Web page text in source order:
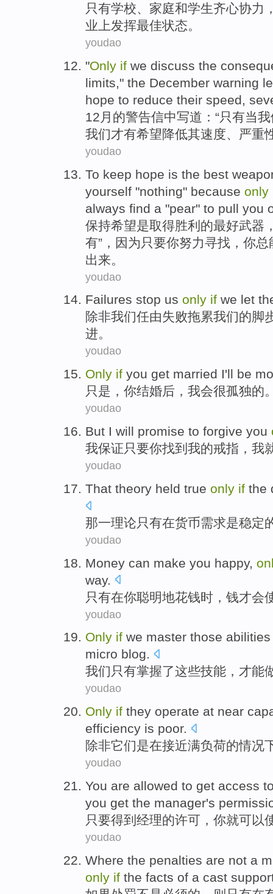
只有学校、家庭和学生齐心协力
业上发挥最佳状态。
youdao
"Only if we discuss the
limits," the December warning
hope to reduce their speed,
12月的警告信中写道：“只有当
我们才有希望降低其速度、严重
youdao
To keep hope is the best
yourself "nothing" because only
always find a "pear" to pull you
保持希望是取得胜利的最好武器
有”，因为只要你努力寻找，你
出来。
youdao
Failures stop us only if we let
除非我们任由失败拖累我们的脚
进。
youdao
Only if you get married I'll be
只是 ， 你结婚后， 我会很孤独的
youdao
But I will promise to forgive you
我保证只要你找到 我的戒指 ， 我
youdao
That theory held true only if the
那一理论只有在货币需求是稳定
youdao
Money can make you happy,
way.
只有在你聪明地花钱时 ， 钱才会
youdao
Only if we master those abilities
micro blog.
我们 只有掌握了这些技能 ， 才能
youdao
Only if they operate at near
efficiency is poor.
除非它们是在接近满负荷的情况
youdao
You are allowed to get access
you get the manager's
只要得到 经理的许可 ， 你就可以
youdao
Where the penalties are not a
only if the facts of a cast